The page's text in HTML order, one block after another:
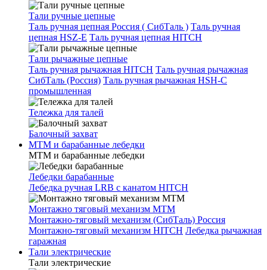
Тали ручные цепные
Таль ручная цепная Россия ( СибТаль ) Таль ручная
цепная HSZ-E Таль ручная цепная HITCH
Тали рычажные цепные
Таль ручная рычажная HITCH Таль ручная рычажная
СибТаль (Россия) Таль ручная рычажная HSH-C
промышленная
Тележка для талей
Балочный захват
МТМ и барабанные лебедки
МТМ и барабанные лебедки
Лебедки барабанные
Лебедка ручная LRB с канатом HITCH
Монтажно тяговый механизм МТМ
Монтажно-тяговый механизм (СибТаль) Россия
Монтажно-тяговый механизм HITCH Лебедка рычажная
гаражная
Тали электрические
Тали электрические